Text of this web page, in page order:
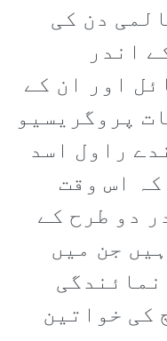
دن کی
اندر
اور ان کے
پروگریسیو
راول اسد
اس وقت
دو طرح کے
جن میں
کی خواتین